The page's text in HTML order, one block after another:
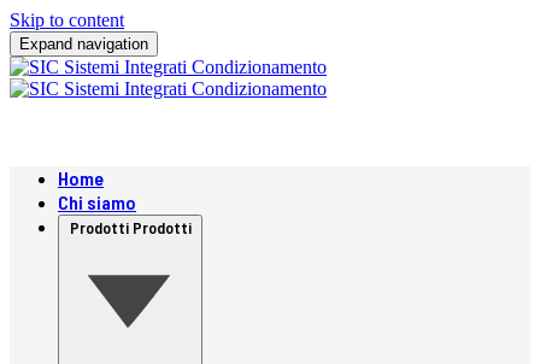
Skip to content
Expand navigation
Home
Chi siamo
Prodotti Prodotti